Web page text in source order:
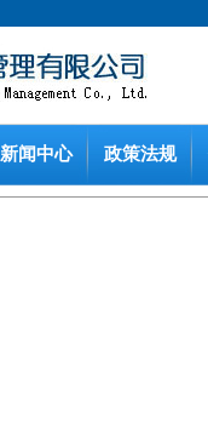
新闻中心 政策法规